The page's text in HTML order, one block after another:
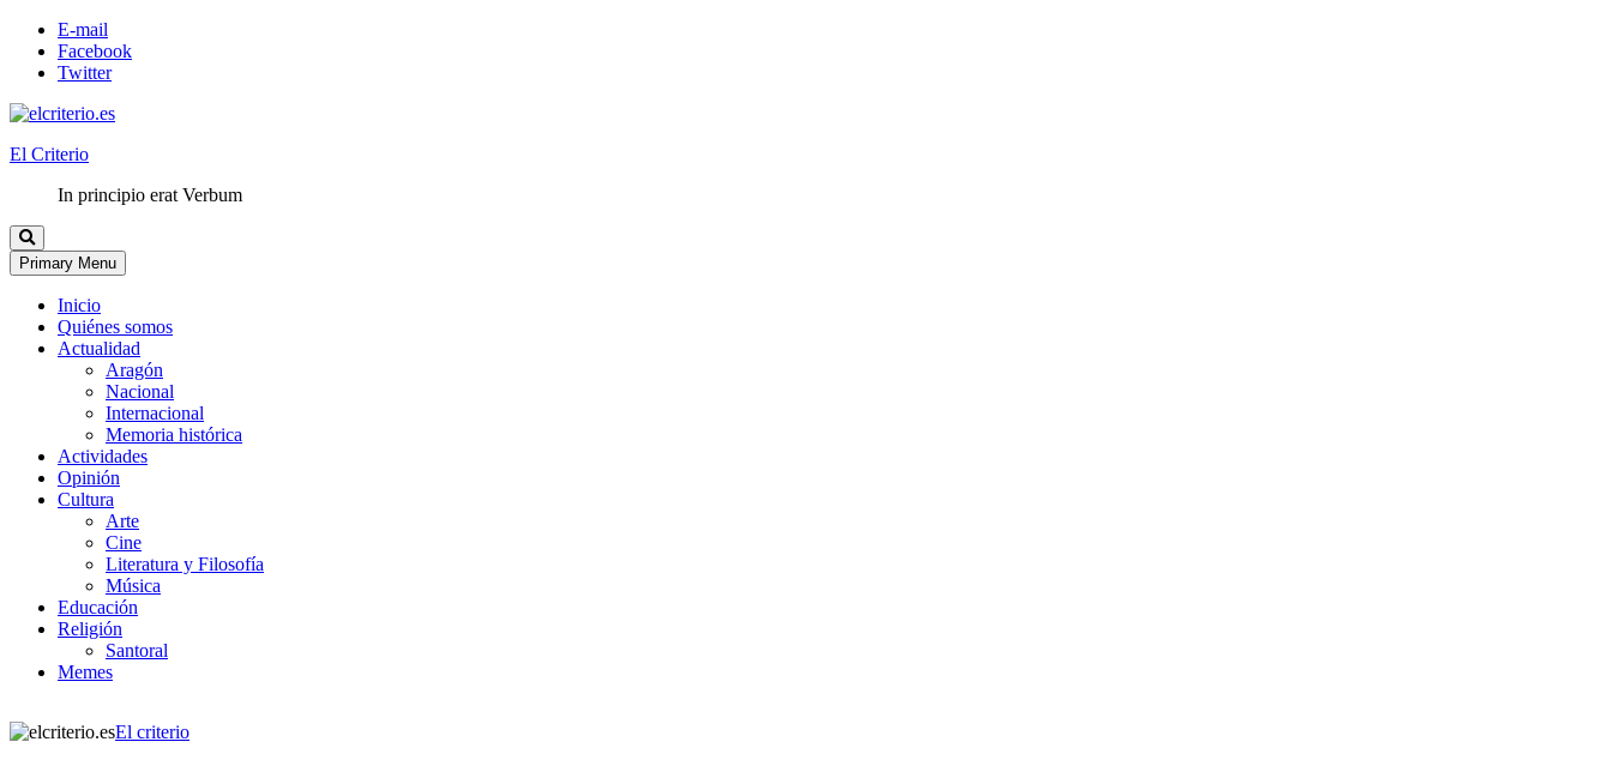
E-mail
Facebook
Twitter
El Criterio
In principio erat Verbum
Primary Menu
Inicio
Quiénes somos
Actualidad
Aragón
Nacional
Internacional
Memoria histórica
Actividades
Opinión
Cultura
Arte
Cine
Literatura y Filosofía
Música
Educación
Religión
Santoral
Memes
El criterio